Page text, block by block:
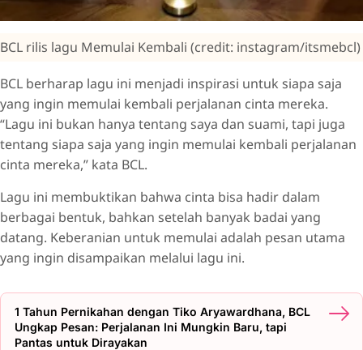
BCL rilis lagu Memulai Kembali (credit: instagram/itsmebcl)
BCL berharap lagu ini menjadi inspirasi untuk siapa saja
yang ingin memulai kembali perjalanan cinta mereka.
“Lagu ini bukan hanya tentang saya dan suami, tapi juga
tentang siapa saja yang ingin memulai kembali perjalanan
cinta mereka,” kata BCL.
Lagu ini membuktikan bahwa cinta bisa hadir dalam
berbagai bentuk, bahkan setelah banyak badai yang
datang. Keberanian untuk memulai adalah pesan utama
yang ingin disampaikan melalui lagu ini.
1 Tahun Pernikahan dengan Tiko Aryawardhana, BCL
Ungkap Pesan: Perjalanan Ini Mungkin Baru, tapi
Pantas untuk Dirayakan